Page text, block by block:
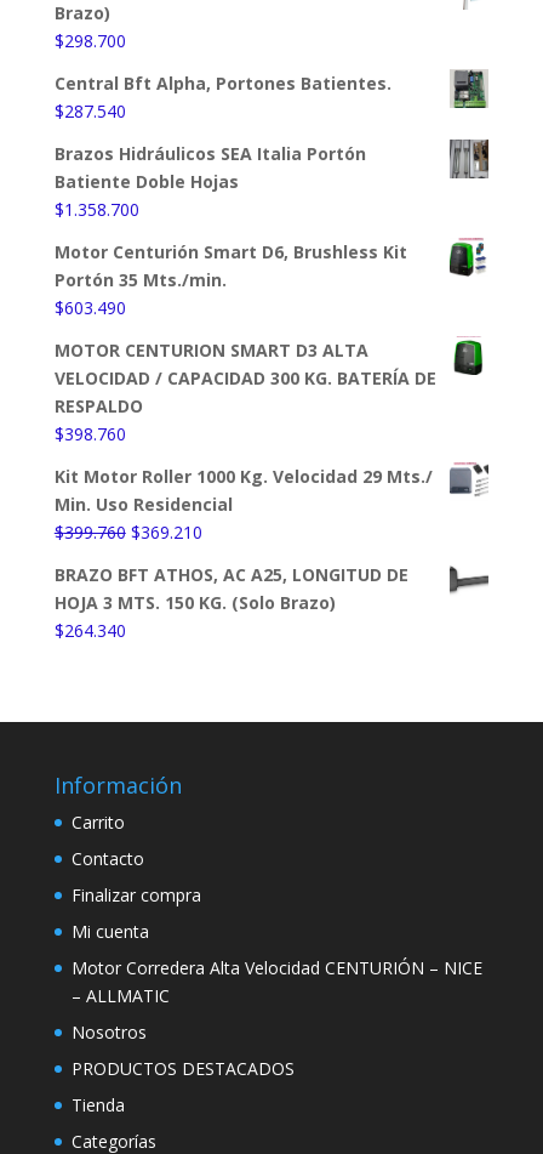
Brazo)
$298.700
Central Bft Alpha, Portones Batientes.
$287.540
Brazos Hidráulicos SEA Italia Portón
Batiente Doble Hojas
$1.358.700
Motor Centurión Smart D6, Brushless Kit
Portón 35 Mts./min.
$603.490
MOTOR CENTURION SMART D3 ALTA
VELOCIDAD / CAPACIDAD 300 KG. BATERÍA DE
RESPALDO
$398.760
Kit Motor Roller 1000 Kg. Velocidad 29 Mts./
Min. Uso Residencial
$399.760 El
original
era:
$369.210El
actual
es:
BRAZO BFT ATHOS, AC A25, LONGITUD DE
HOJA 3 MTS. 150 KG. (Solo Brazo)
$264.340
Información
Carrito
Contacto
Finalizar compra
Mi cuenta
Motor Corredera Alta Velocidad CENTURIÓN – NICE
– ALLMATIC
Nosotros
PRODUCTOS DESTACADOS
Tienda
Categorías